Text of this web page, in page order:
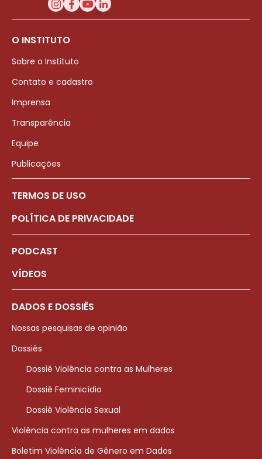
O INSTITUTO
Sobre o Instituto
Contato e cadastro
Imprensa
Transparência
Equipe
Publicações
TERMOS DE USO
POLÍTICA DE PRIVACIDADE
PODCAST
VÍDEOS
DADOS E DOSSIÊS
Nossas pesquisas de opinião
Dossiês
Dossiê Violência contra as Mulheres
Dossiê Feminicídio
Dossiê Violência Sexual
Violência contra as mulheres em dados
Boletim Violência de Gênero em Dados